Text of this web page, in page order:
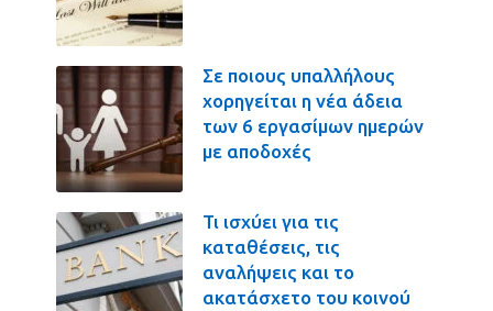
Σε ποιους υπαλλήλους
χορηγείται η νέα άδεια
των 6 εργασίμων ημερών
με αποδοχές
Τι ισχύει για τις
καταθέσεις, τις
αναλήψεις και το
ακατάσχετο του κοινού